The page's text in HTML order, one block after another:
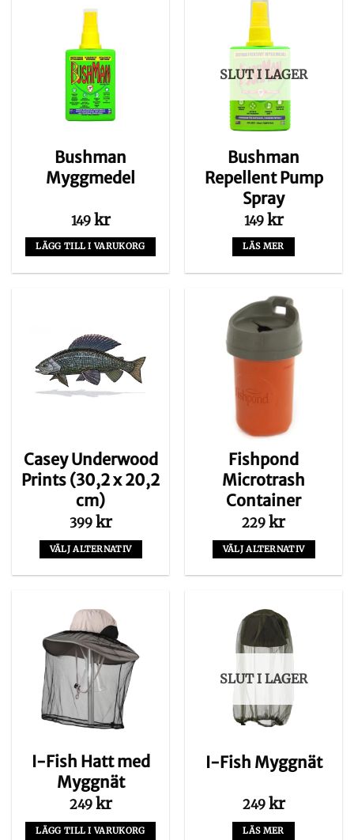
Bushman
Myggmedel
149 kr
LÄGG TILL I VARUKORG
SLUT I LAGER
Bushman
Repellent Pump
Spray
149 kr
LÄS MER
Casey Underwood
Prints (30,2 x 20,2
cm)
399 kr
VÄLJ ALTERNATIV
har
flera
varianter.
De
olika
alternativen
kan
väljas
produktsidan
Fishpond
Microtrash
Container
229 kr
VÄLJ ALTERNATIV
har
flera
varianter.
olika
kan
produktsidan
I-Fish Hatt med
Myggnät
249 kr
LÄGG TILL I VARUKORG
SLUT I LAGER
I-Fish Myggnät
249 kr
LÄS MER